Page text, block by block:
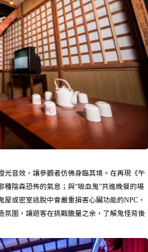
光音效，讓參觀者仿佛身臨其境。在再現《午
陰森恐怖的氣息；與“吸血鬼”共進晚餐的場
或密室逃脫中會嚴重損害心臟功能的NPC，
氛圍，讓遊客在挑戰膽量之余，了解鬼怪背後